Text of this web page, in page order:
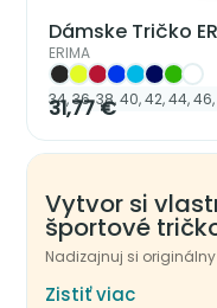
Dámske Tričko
ERIMA
34, 36, 38, 40, 42, 44,
31,77 €
Vytvor si
športové
Nadizajnuj si
Zistiť viac